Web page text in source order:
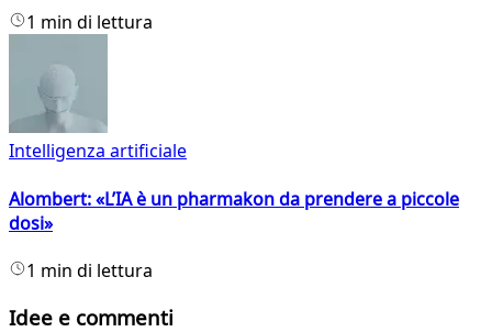
1 min di lettura
Intelligenza artificiale
Alombert: «L’IA è un pharmakon da prendere a piccole
dosi»
1 min di lettura
Idee e commenti